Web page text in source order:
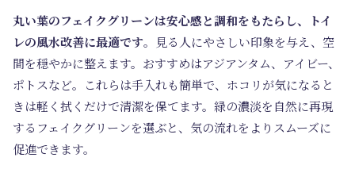
丸い葉のフェイクグリーンは安心感と調和をもたらし、トイ
レの風水改善に最適です。見る人にやさしい印象を与え、空
間を穏やかに整えます。おすすめはアジアンタム、アイビー、
ポトスなど。これらは手入れも簡単で、ホコリが気になると
きは軽く拭くだけで清潔を保てます。緑の濃淡を自然に再現
するフェイクグリーンを選ぶと、気の流れをよりスムーズに
促進できます。